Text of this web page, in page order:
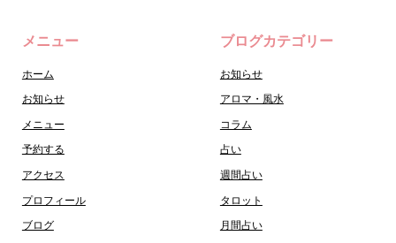
メニュー
ホーム
お知らせ
メニュー
予約する
アクセス
プロフィール
ブログ
ブログカテゴリー
お知らせ
アロマ・風水
コラム
占い
週間占い
タロット
月間占い